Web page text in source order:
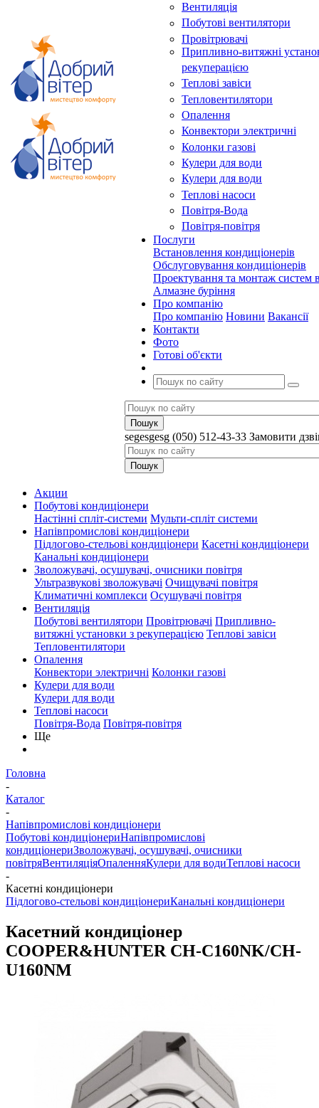
Вентиляція
Побутові вентилятори
Провітрювачі
Припливно-витяжні
рекуперацією
Теплові завіси
Тепловентилятори
Опалення
Конвектори электричні
Колонки газові
Кулери для води
Кулери для води
Теплові насоси
Повітря-Вода
Повітря-повітря
Послуги
Встановлення кондиціонерів
Обслуговування кондиціонерів
Проектування та монтаж систем
Алмазне буріння
Про компанію
Про компанію Новини Вакансії
Контакти
Фото
Готові об'єкти
segesgesg (050) 512-43-33 Замовити
Акции
Побутові кондиціонери
Настінні спліт-системи Мульти-спліт системи
Напівпромислові кондиціонери
Підлогово-стельові кондиціонери Касетні кондиціонери
Канальні кондиціонери
Зволожувачі, осушувачі, очисники повітря
Ультразвукові зволожувачі Очищувачі повітря
Климатичні комплекси Осушувачі повітря
Вентиляція
Побутові вентилятори Провітрювачі Припливно-
витяжні установки з рекуперацією Теплові завіси
Тепловентилятори
Опалення
Конвектори электричні Колонки газові
Кулери для води
Кулери для води
Теплові насоси
Повітря-Вода Повітря-повітря
Ще
Головна
-
Каталог
-
Напівпромислові кондиціонери
Побутові кондиціонериНапівпромислові
кондиціонериЗволожувачі, осушувачі, очисники
повітряВентиляціяОпаленняКулери для водиТеплові насоси
-
Касетні кондиціонери
Підлогово-стельові кондиціонериКанальні кондиціонери
Касетний кондиціонер
COOPER&HUNTER CH-C160NK/CH-
U160NM